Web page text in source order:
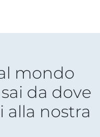
mondo
da dove
alla nostra